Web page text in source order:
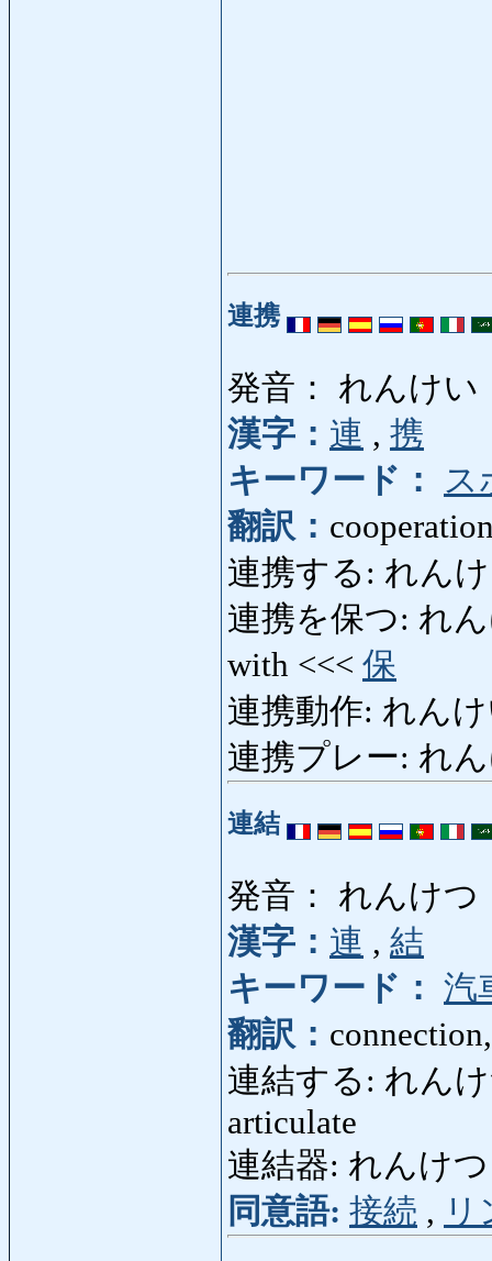
連携
発音： れんけい
漢字： 連 , 携
キーワード：
ス
翻訳：
連携する: れんけ
連携を保つ: れ
with <<< 保
連携動作: れん
連携プレー: れ
連結
発音： れんけつ
漢字： 連 , 結
キーワード： 汽
翻訳：
連結する: れん
articulate
連結器: れんけつ
同意語: 接続 , リ